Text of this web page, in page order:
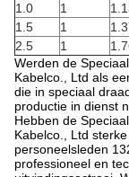
1.0 1
1.5
1
2.5
1
Werden de
Kabelco., Ltd als
die in speciaal
productie in dienst
Hebben de
Kabelco., Ltd
personeelsleden
professioneel en